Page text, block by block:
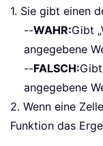
1. Sie gibt einen
--WAHR:Gibt
angegebene
--FALSCH:
angegebene
2. Wenn eine
Funktion das